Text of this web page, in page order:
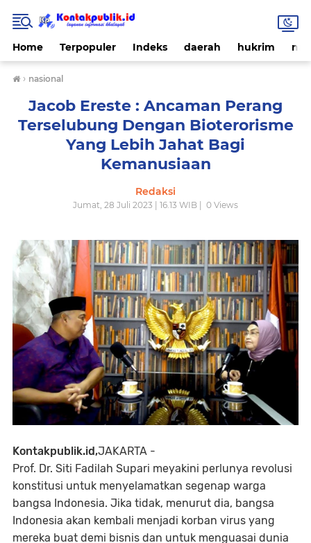
Home Terpopuler Indeks daerah hukrim
› nasional
Jacob Ereste : Ancaman Perang
Terselubung Dengan Bioterorisme
Yang Lebih Jahat Bagi
Kemanusiaan
Redaksi
Jumat, 28 Juli 2023 | 16.13 WIB | 0 Views
Kontakpublik.id,JAKARTA -
Prof. Dr. Siti Fadilah Supari meyakini perlunya revolusi
konstitusi untuk menyelamatkan segenap warga
bangsa Indonesia. Jika tidak, menurut dia, bangsa
Indonesia akan kembali menjadi korban virus yang
mereka buat demi bisnis dan untuk menguasai dunia